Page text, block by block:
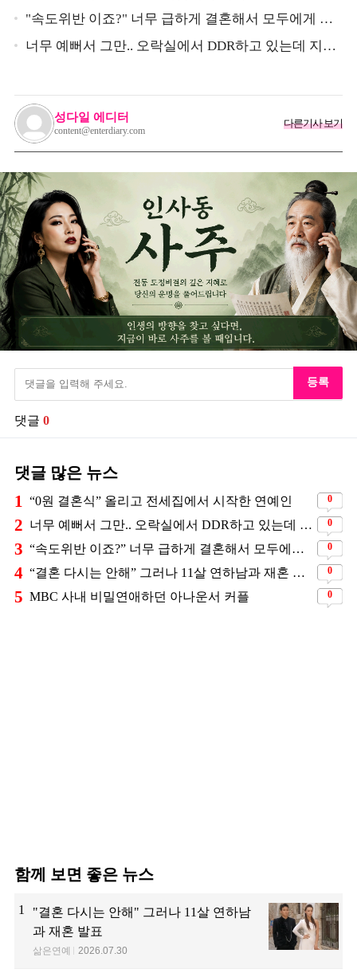
"속도위반 이죠?" 너무 급하게 결혼해서 모두에게 의
심 받았던 스타
너무 예뻐서 그만.. 오락실에서 DDR하고 있는데 지나
성다일 에디터
content@enterdiary.com
다른기사 보기
등록
댓글 0
댓글 많은 뉴스
1 “0원 결혼식” 올리고 전세집에서 시작한 연예인 0
2 너무 예뻐서 그만.. 오락실에서 DDR하고 있는데 지나가던 이상민이 캐스팅했다는 연예인 0
3 “속도위반 이죠?” 너무 급하게 결혼해서 모두에게 의심 받았던 스타 0
4 “결혼 다시는 안해” 그러나 11살 연하남과 재혼 발표 0
5 MBC 사내 비밀연애하던 아나운서 커플 0
함께 보면 좋은 뉴스
1
"결혼 다시는 안해" 그러나 11살 연하남
과 재혼 발표
삶은연예 2026.07.30